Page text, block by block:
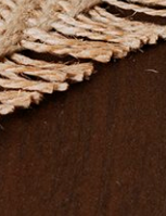
280cm x 260cm